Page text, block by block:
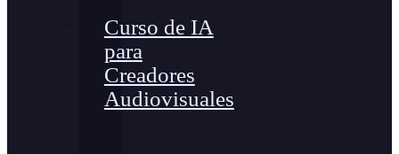
Curso de IA
para
Creadores
Audiovisuales